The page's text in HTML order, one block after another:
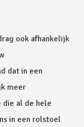
ook afhankelijk
dat in een
meer
die al de hele
in een rolstoel